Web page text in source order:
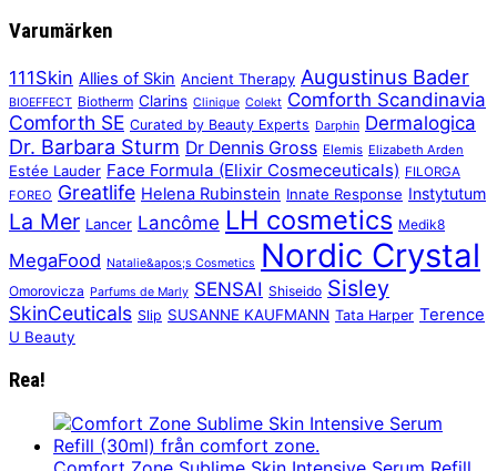
Varumärken
111Skin Allies of Skin Ancient Therapy Augustinus Bader
BIOEFFECT Biotherm Clarins Clinique Colekt Comforth Scandinavia
Comforth SE Curated by Beauty Experts Darphin Dermalogica
Dr. Barbara Sturm Dr Dennis Gross Elemis Elizabeth Arden
Estée Lauder Face Formula (Elixir Cosmeceuticals) FILORGA
FOREO Greatlife Helena Rubinstein Innate Response Instytutum
La Mer Lancer Lancôme LH cosmetics Medik8
MegaFood Natalie&apos;s Cosmetics Nordic Crystal
Omorovicza Parfums de Marly SENSAI Shiseido Sisley
SkinCeuticals Slip SUSANNE KAUFMANN Tata Harper Terence
U Beauty
Rea!